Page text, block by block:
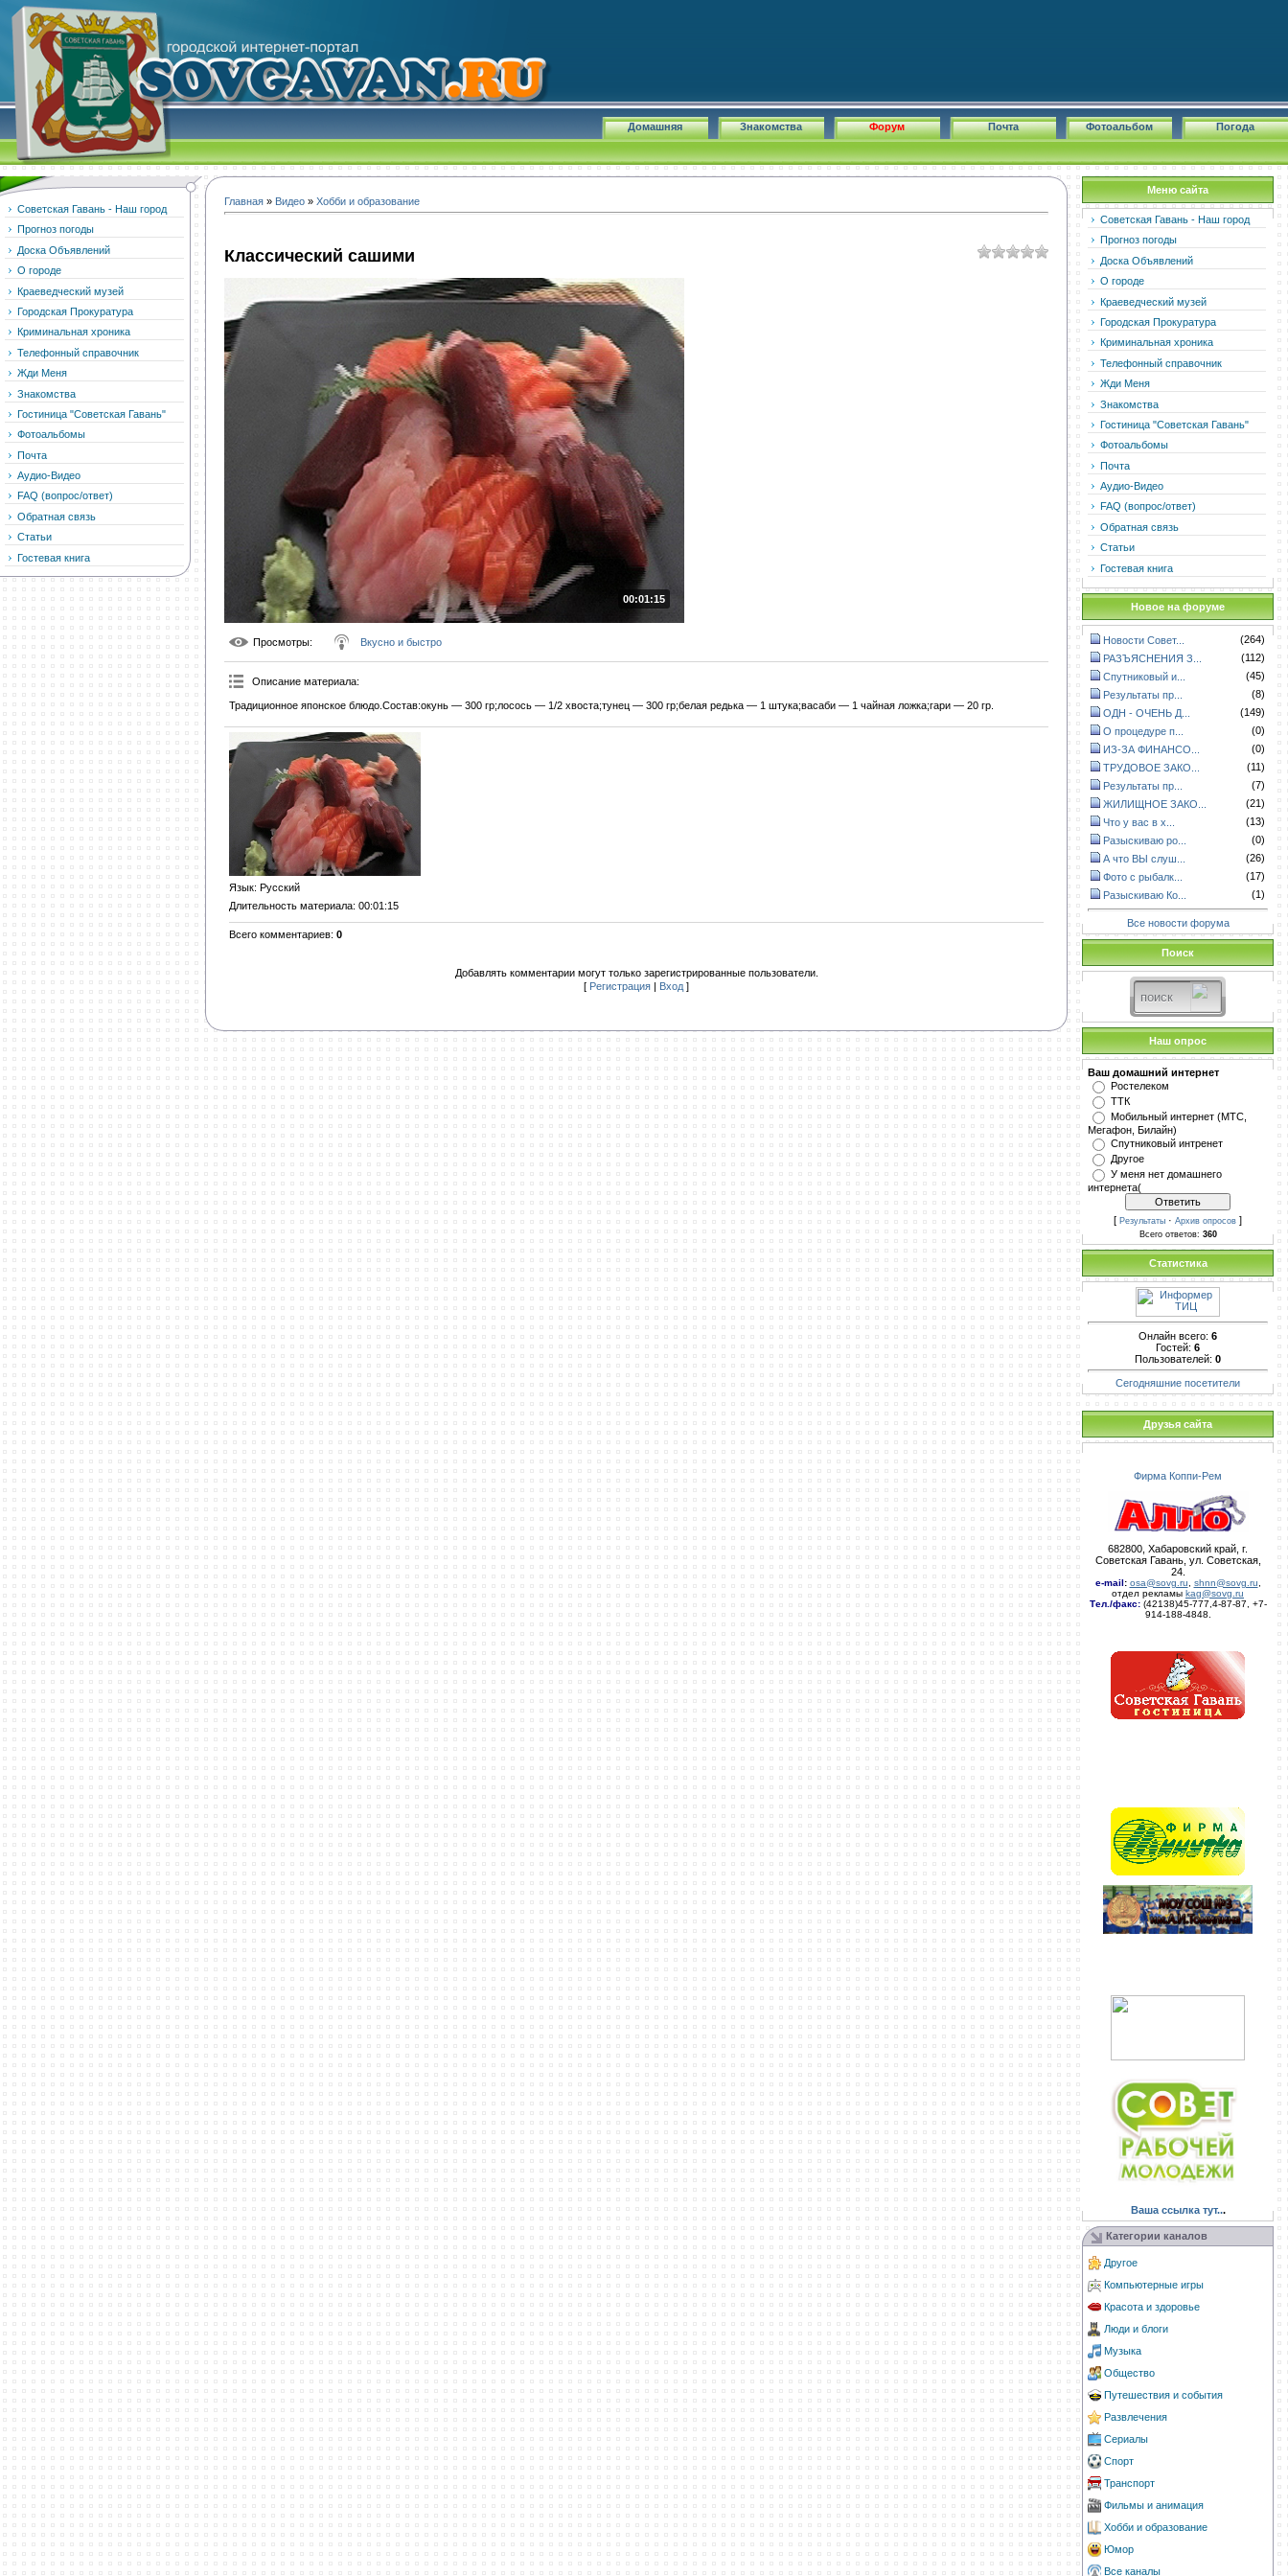
Погода
Фотоальбом
Почта
Форум
Знакомства
Домашняя
Советская Гавань - Наш город
Прогноз погоды
Доска Объявлений
О городе
Краеведческий музей
Городская Прокуратура
Криминальная хроника
Телефонный справочник
Жди Меня
Знакомства
Гостиница "Советская Гавань"
Фотоальбомы
Почта
Аудио-Видео
FAQ (вопрос/ответ)
Обратная связь
Статьи
Гостевая книга
Главная » Видео » Хобби и образование
Классический сашими
00:01:15
Просмотры: Вкусно и быстро
Описание материала:
Традиционное японское блюдо.Состав:окунь — 300 гр;лосось — 1/2 хвоста;тунец — 300 гр;белая редька — 1 штука;васаби — 1 чайная ложка;гари — 20 гр.
Язык: Русский
Длительность материала: 00:01:15
Всего комментариев: 0
Добавлять комментарии могут только зарегистрированные пользователи.
[ Регистрация | Вход ]
Меню сайта
Советская Гавань - Наш город
Прогноз погоды
Доска Объявлений
О городе
Краеведческий музей
Городская Прокуратура
Криминальная хроника
Телефонный справочник
Жди Меня
Знакомства
Гостиница "Советская Гавань"
Фотоальбомы
Почта
Аудио-Видео
FAQ (вопрос/ответ)
Обратная связь
Статьи
Гостевая книга
Новое на форуме
Новости Совет...
(264)
РАЗЪЯСНЕНИЯ З...
(112)
Спутниковый и...
(45)
Результаты пр...
(8)
ОДН - ОЧЕНЬ Д...
(149)
О процедуре п...
(0)
ИЗ-ЗА ФИНАНСО...
(0)
ТРУДОВОЕ ЗАКО...
(11)
Результаты пр...
(7)
ЖИЛИЩНОЕ ЗАКО...
(21)
Что у вас в х...
(13)
Разыскиваю ро...
(0)
А что ВЫ слуш...
(26)
Фото с рыбалк...
(17)
Разыскиваю Ко...
(1)
Все новости форума
Поиск
Наш опрос
Ваш домашний интернет
Ростелеком
ТТК
Мобильный интернет (МТС,
Мегафон, Билайн)
Спутниковый интренет
Другое
У меня нет домашнего
интернета(
[ Результаты · Архив опросов ]
Всего ответов: 360
Статистика
Онлайн всего: 6
Гостей: 6
Пользователей: 0
Сегодняшние посетители
Друзья сайта
Фирма Коппи-Рем
682800, Хабаровский край, г.
Советская Гавань, ул. Советская,
24.
e-mail: osa@sovg.ru shnn@sovg.ru
отдел рекламы kag@sovg.ru
Тел./факс:(42138)45-777,4-87-87, +7-
914-188-4848.
Ваша ссылка тут...
Категории каналов
Другое
Компьютерные игры
Красота и здоровье
Люди и блоги
Музыка
Общество
Путешествия и события
Развлечения
Сериалы
Спорт
Транспорт
Фильмы и анимация
Хобби и образование
Юмор
Все каналы